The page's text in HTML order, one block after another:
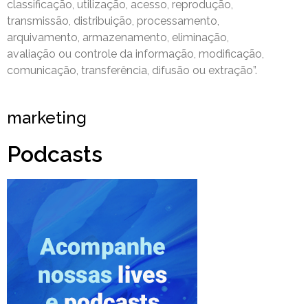
classificação, utilização, acesso, reprodução,
transmissão, distribuição, processamento,
arquivamento, armazenamento, eliminação,
avaliação ou controle da informação, modificação,
comunicação, transferência, difusão ou extração”.
marketing
Podcasts